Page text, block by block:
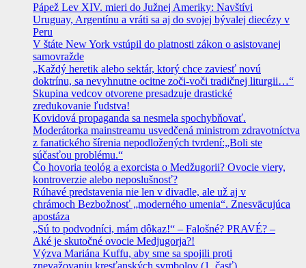
Pápež Lev XIV. mieri do Južnej Ameriky: Navštívi
Uruguay, Argentínu a vráti sa aj do svojej bývalej diecézy v
Peru
V štáte New York vstúpil do platnosti zákon o asistovanej
samovražde
„Každý heretik alebo sektár, ktorý chce zaviesť novú
doktrínu, sa nevyhnutne ocitne zoči-voči tradičnej liturgii…“
Skupina vedcov otvorene presadzuje drastické
zredukovanie ľudstva!
Kovidová propaganda sa nesmela spochybňovať.
Moderátorka mainstreamu usvedčená ministrom zdravotníctva
z fanatického šírenia nepodložených tvrdení:„Boli ste
súčasťou problému.“
Čo hovoria teológ a exorcista o Medžugorii? Ovocie viery,
kontroverzie alebo neposlušnosť?
Rúhavé predstavenia nie len v divadle, ale už aj v
chrámoch Bezbožnosť „moderného umenia“. Znesväcujúca
apostáza
„Sú to podvodníci, mám dôkaz!“ – Falošné? PRAVÉ? –
Aké je skutočné ovocie Medjugorja?!
Výzva Mariána Kuffu, aby sme sa spojili proti
znevažovaniu kresťanských symbolov (1. časť)